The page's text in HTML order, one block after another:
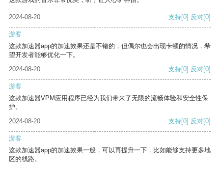
2024-08-20 支持[0] 反对[0]
游客
这款加速器app的加速效果还是不错的，但偶尔也会出现卡顿的情况，希
望开发者能够优化一下。
2024-08-20
支持[0] 反对[0]
游客
这款加速器VPM应用程序已经为我们带来了无限的流畅体验和安全性保
护。
2024-08-20
支持[0] 反对[0]
游客
这款加速器app的加速效果一般，可以再提升一下，比如能够支持更多地
区的线路。